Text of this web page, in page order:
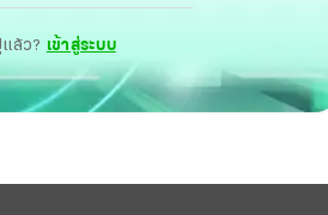
ล้ว? เข้าสู่ระบบ